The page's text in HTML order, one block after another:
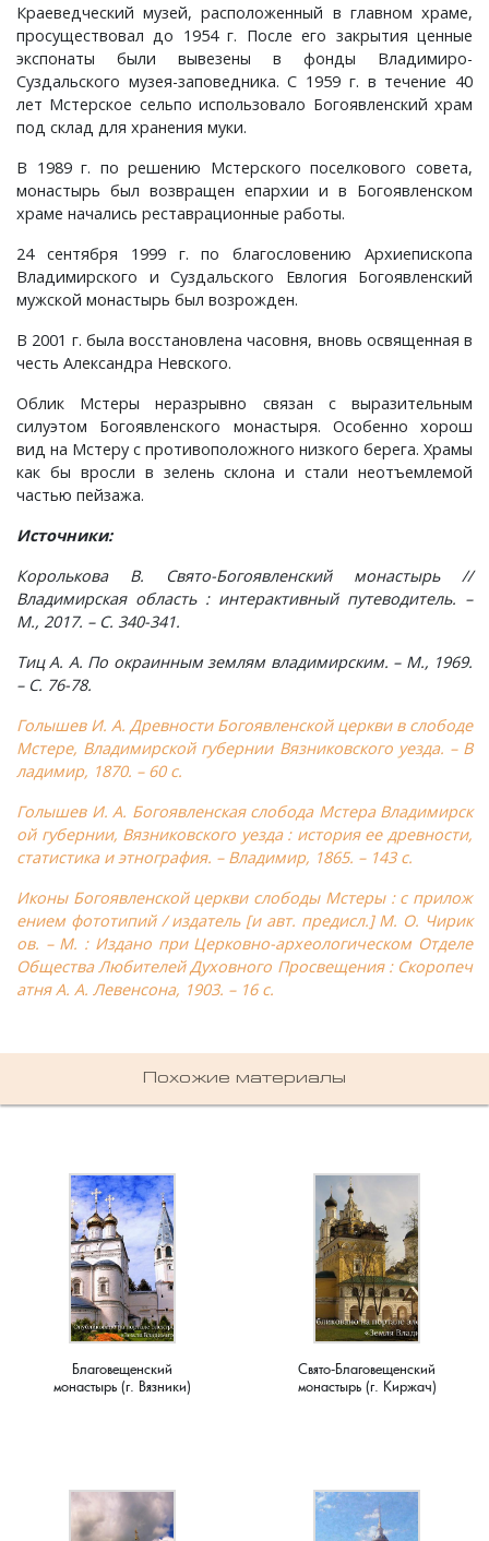
Краеведческий музей, расположенный в главном храме,
просуществовал до 1954 г. После его закрытия ценные
экспонаты были вывезены в фонды Владимиро-
Суздальского музея-заповедника. С 1959 г. в течение 40
лет Мстерское сельпо использовало Богоявленский храм
под склад для хранения муки.
В 1989 г. по решению Мстерского поселкового совета,
монастырь был возвращен епархии и в Богоявленском
храме начались реставрационные работы.
24 сентября 1999 г. по благословению Архиепископа
Владимирского и Суздальского Евлогия Богоявленский
мужской монастырь был возрожден.
В 2001 г. была восстановлена часовня, вновь освященная в
честь Александра Невского.
Облик Мстеры неразрывно связан с выразительным
силуэтом Богоявленского монастыря. Особенно хорош
вид на Мстеру с противоположного низкого берега. Храмы
как бы вросли в зелень склона и стали неотъемлемой
частью пейзажа.
Источники:
Королькова В. Свято-Богоявленский монастырь //
Владимирская область : интерактивный путеводитель. –
М., 2017. – С. 340-341.
Тиц А. А. По окраинным землям владимирским. – М., 1969.
– С. 76-78.
Голышев И. А. Древности Богоявленской церкви в слободе
Мстере, Владимирской губернии Вязниковского уезда. – В
ладимир, 1870. – 60 с.
Голышев И. А. Богоявленская слобода Мстера Владимирск
ой губернии, Вязниковского уезда : история ее древности,
статистика и этнография. – Владимир, 1865. – 143 с.
Иконы Богоявленской церкви слободы Мстеры : с прилож
ением фототипий / издатель [и авт. предисл.] М. О. Чирик
ов. – М. : Издано при Церковно-археологическом Отделе
Общества Любителей Духовного Просвещения : Скоропеч
атня А. А. Левенсона, 1903. – 16 с.
Похожие материалы
Благовещенский
монастырь (г. Вязники)
Свято-Благовещенский
монастырь (г. Киржач)
Новая Печуга, деревня
Новки, поселок
Остров, деревня
Палашкино, село
Пенкино, деревня
Пигасово, деревня
Пирогово, деревня
Пищихино , деревня
Плясицыно, деревня
Пожарницы, деревня
Приволье, деревня
Ручкино, деревня
Ряхово, село
Санаторий имени Ленина, поселок
Семенигино, деревня
Сергеиха, деревня
Сереброво, деревня
Симаково, деревня
Симоново, деревня
Старая Никола, погост